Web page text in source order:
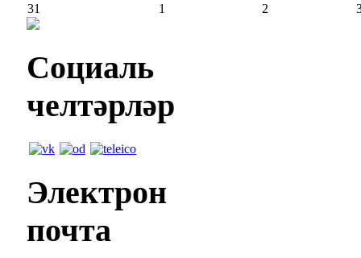
31
1 2
Социаль
челтәрләр
Электрон
почта